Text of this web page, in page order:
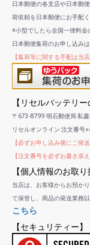
日本郵便の各支店や日本郵
荷依頼を日本郵便にお手配く
※小型でしたら全国一律料金
日本郵便集荷のお申し込みは
【集荷等に関する手配は当
【リセルバッテリー
〒673-8799 明石郵便局 私
リセルオンライン 注文番号
【必ずお申し込み後にご発
【注文番号を必ずお書き添
【個人情報のお取り
当店は、お客様からお預か
て保管し、商品の発送業務
こちら
【セキュリティー】